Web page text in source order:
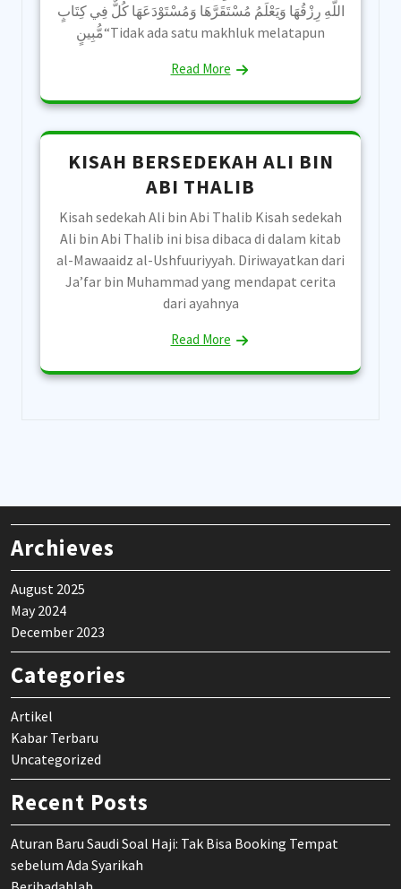
اللَّهِ رِزْقُهَا وَيَعْلَمُ مُسْتَقَرَّهَا وَمُسْتَوْدَعَهَا كُلٌّ فِي كِتَابٍ
مُّبِينٍ“Tidak ada satu makhluk melatapun
Read More
KISAH BERSEDEKAH ALI BIN
ABI THALIB
Kisah sedekah Ali bin Abi Thalib Kisah sedekah
Ali bin Abi Thalib ini bisa dibaca di dalam kitab
al-Mawaaidz al-Ushfuuriyyah. Diriwayatkan dari
Ja’far bin Muhammad yang mendapat cerita
dari ayahnya
Read More
Archieves
August 2025
May 2024
December 2023
Categories
Artikel
Kabar Terbaru
Uncategorized
Recent Posts
Aturan Baru Saudi Soal Haji: Tak Bisa Booking Tempat
sebelum Ada Syarikah